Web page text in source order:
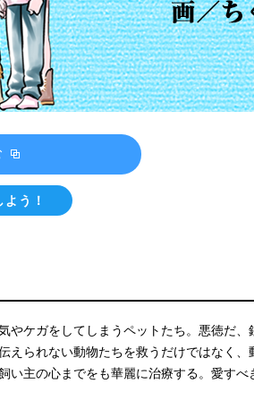
う！
やケガをしてしまうペットたち。悪徳だ、
えられない動物たちを救うだけではなく、
い主の心までをも華麗に治療する。愛すべ